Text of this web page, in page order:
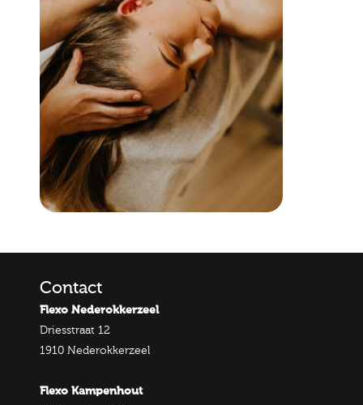
Contact
Flexo Nederokkerzeel
Driesstraat 12
1910 Nederokkerzeel
Flexo Kampenhout